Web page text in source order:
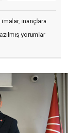
inançlara
yorumlar